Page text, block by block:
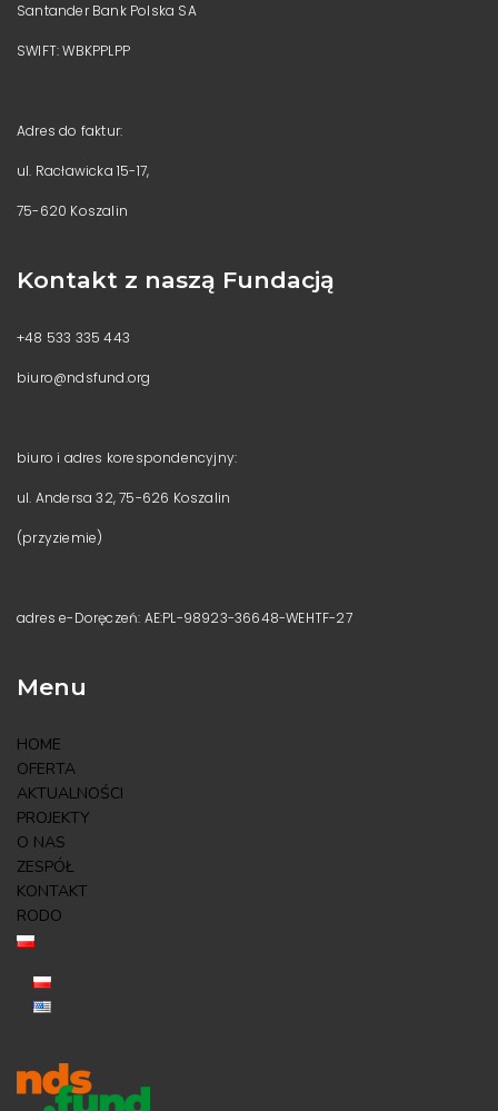
Santander Bank Polska SA
SWIFT: WBKPPLPP
Adres do faktur:
ul. Racławicka 15-17,
75-620 Koszalin
Kontakt z naszą Fundacją
+48 533 335 443
biuro@ndsfund.org
biuro i adres korespondencyjny:
ul. Andersa 32, 75-626 Koszalin
(przyziemie)
adres e-Doręczeń: AE:PL-98923-36648-WEHTF-27
Menu
HOME
OFERTA
AKTUALNOŚCI
PROJEKTY
O NAS
ZESPÓŁ
KONTAKT
RODO